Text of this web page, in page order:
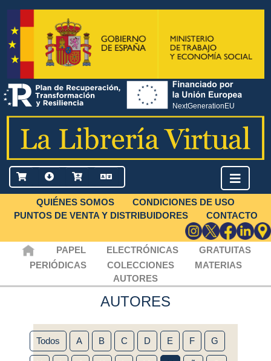
QUIÉNES SOMOS
CONDICIONES DE USO
PUNTOS DE VENTA Y DISTRIBUIDORES
CONTACTO
PAPEL ELECTRÓNICAS
GRATUITAS
PERIÓDICAS
COLECCIONES
MATERIAS
AUTORES
AUTORES
Todos A B C D E F G